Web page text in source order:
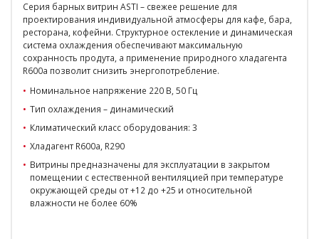
Серия барных витрин ASTI – свежее решение для
проектирования индивидуальной атмосферы для кафе, бара,
ресторана, кофейни. Структурное остекление и динамическая
система охлаждения обеспечивают максимальную
сохранность продута, а применение природного хладагента
R600a позволит снизить энергопотребление.
Номинальное напряжение 220 В, 50 Гц
Тип охлаждения – динамический
Климатический класс оборудования: 3
Хладагент R600a, R290
Витрины предназначены для эксплуатации в закрытом
помещении с естественной вентиляцией при температуре
окружающей среды от +12 до +25 и относительной
влажности не более 60%